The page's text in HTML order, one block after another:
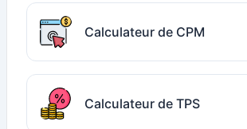
Calculateur de CPM
Calculateur de TPS